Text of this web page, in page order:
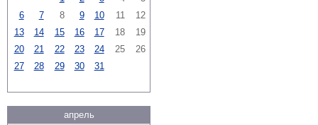
6
7 8 9 10 11
12
13
14 15 16 17 18
19
20
21 22 23 24 25
26
27
28 29 30 31
апрель